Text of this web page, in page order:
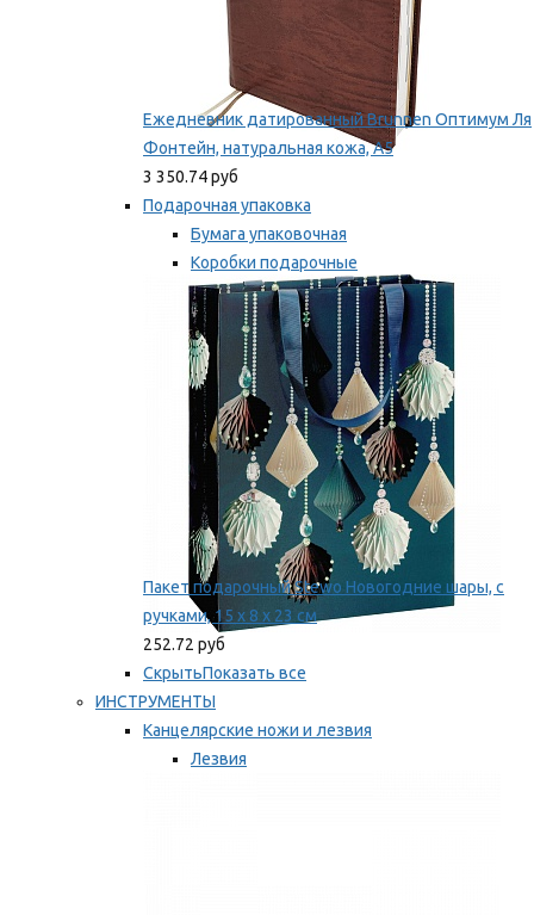
Ежедневник датированный Brunnen Оптимум Ля
Фонтейн, натуральная кожа, А5
3 350.74 руб
Подарочная упаковка
Бумага упаковочная
Коробки подарочные
Ленты, бобины
Мы рекомендуем
Пакет подарочный Stewo Новогодние шары, с
ручками, 15 х 8 х 23 см
252.72 руб
СкрытьПоказать все
ИНСТРУМЕНТЫ
Канцелярские ножи и лезвия
Лезвия